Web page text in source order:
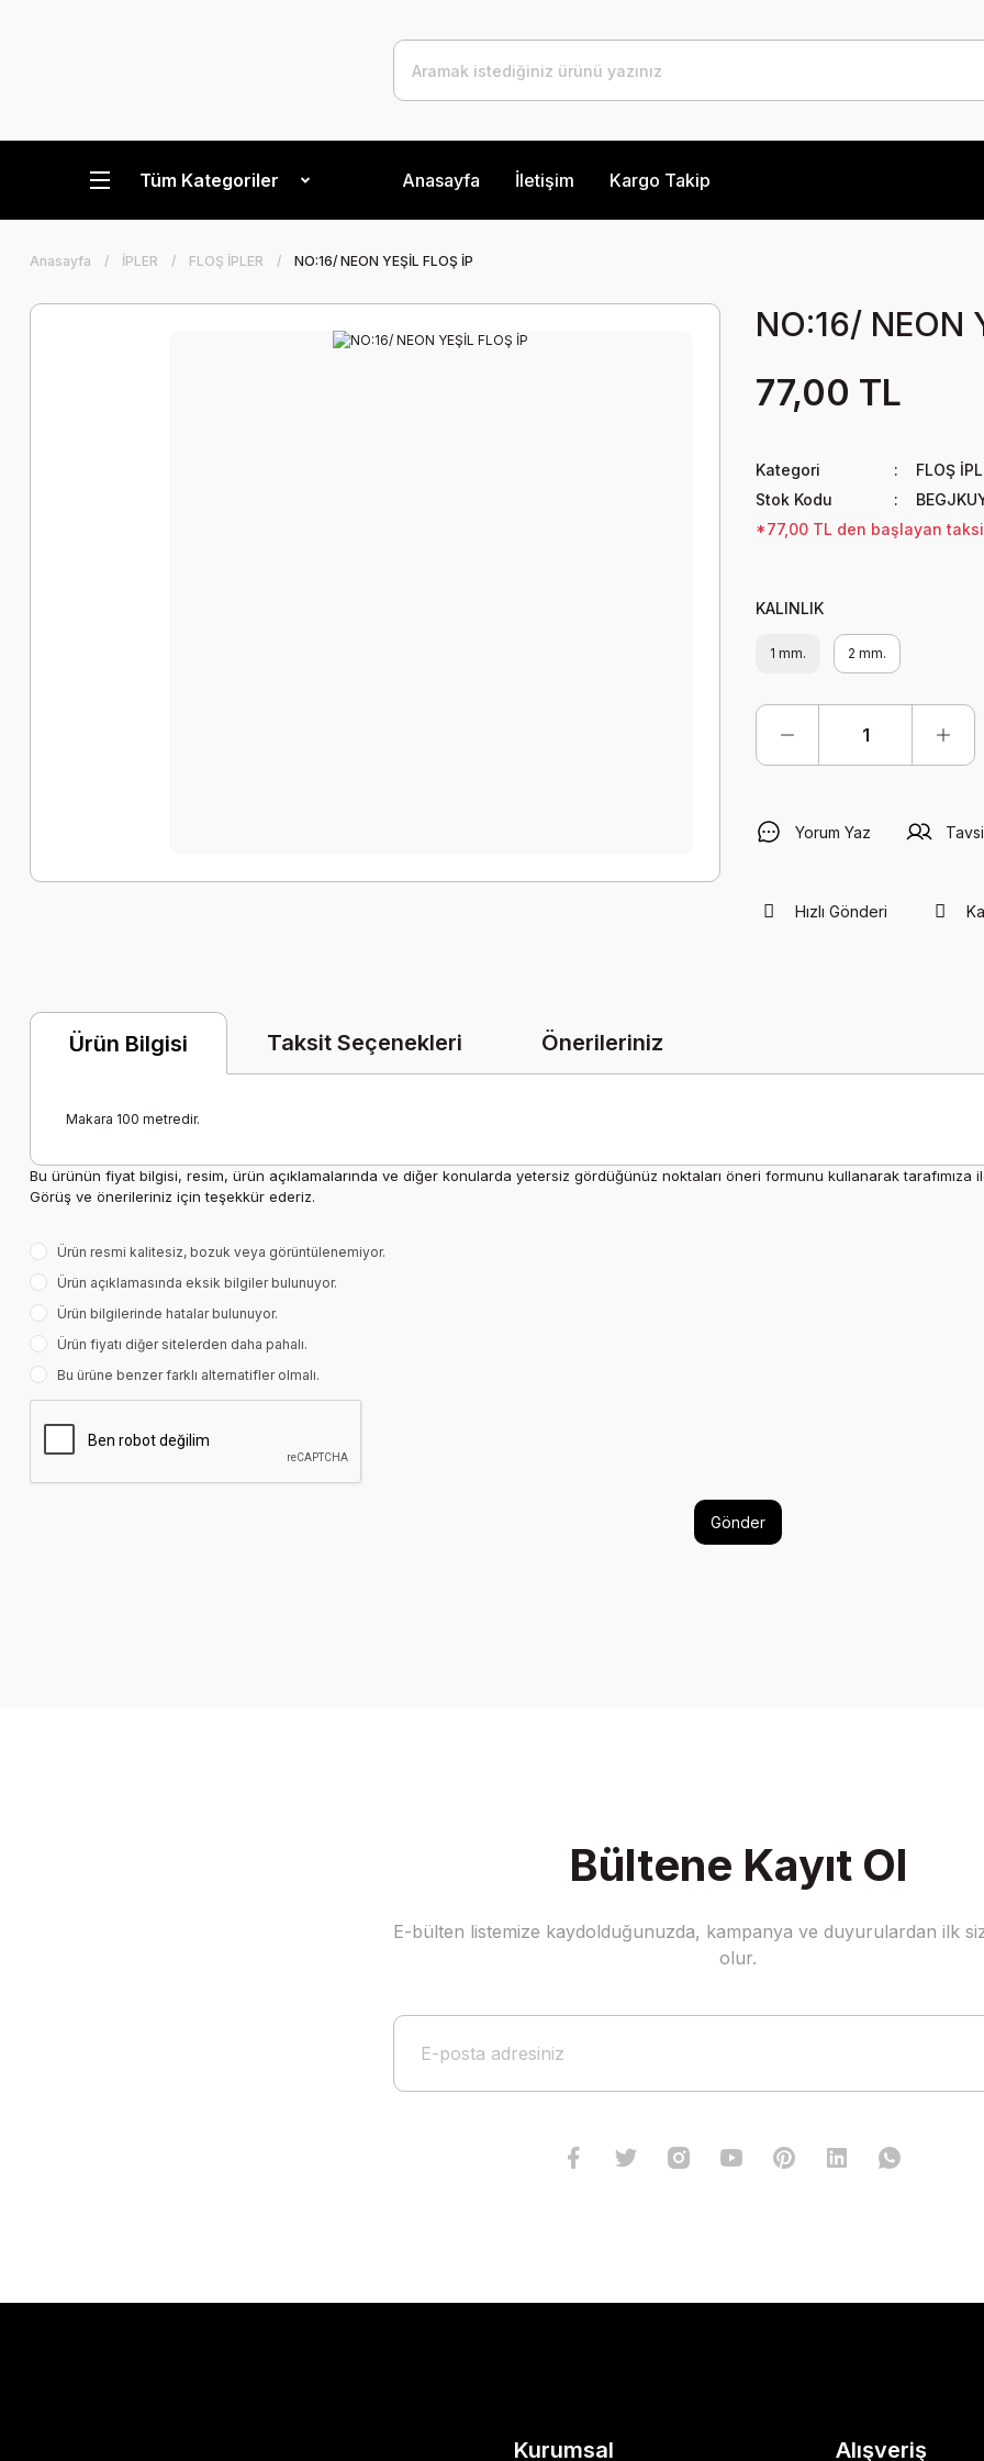
Tüm Kategoriler Anasayfa İletişim Kargo Takip
Anasayfa İPLER FLOŞ İPLER NO:16/ NEON YEŞİL FLOŞ İP
NO:16/ NEON
77,00 TL
Kategori
FLOŞ
Stok Kodu
*77,00 TL den başlayan
KALINLIK
1 mm. 2 mm.
Yorum Yaz
Hızlı Gönderi
Ürün Bilgisi Taksit Seçenekleri Önerileriniz
Makara 100 metredir.
Bu ürünün fiyat bilgisi, resim, ürün açıklamalarında ve diğer konularda yetersiz gördüğünüz noktaları öneri formunu kullanarak tarafımıza
Görüş ve önerileriniz için teşekkür ederiz.
Ürün resmi kalitesiz, bozuk veya görüntülenemiyor.
Ürün açıklamasında eksik bilgiler bulunuyor.
Ürün bilgilerinde hatalar bulunuyor.
Ürün fiyatı diğer sitelerden daha pahalı.
Bu ürüne benzer farklı alternatifler olmalı.
Gönder
Bültene Kayıt Ol
E-bülten listemize kaydolduğunuzda, kampanya ve duyurulardan ilk
olur.
Kurumsal Alışveriş